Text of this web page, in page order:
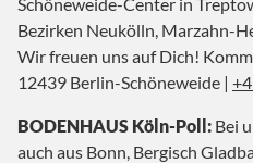
Bezirken Neukölln, Marzahn-
Wir freuen uns auf Dich!
12439 Berlin-Schöneweide |
BODENHAUS Köln-Poll: Bei
auch aus Bonn, Bergisch